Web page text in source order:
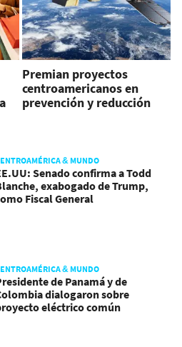
Premian proyectos
centroamericanos en
prevención y reducción
& MUNDO
Senado confirma a Todd
exabogado de Trump,
Fiscal General
& MUNDO
de Panamá y de
dialogaron sobre
eléctrico común